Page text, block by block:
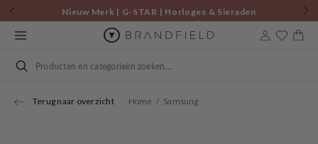
Skip to
content
Nieuw Merk | G-STAR | Horloges & Sieraden
Cart
Search
Terug naar overzicht Home Samsung